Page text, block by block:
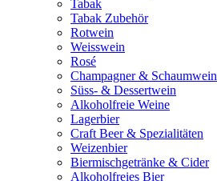
Tabak
Tabak Zubehör
Rotwein
Weisswein
Rosé
Champagner & Schaumwein
Süss- & Dessertwein
Alkoholfreie Weine
Lagerbier
Craft Beer & Spezialitäten
Weizenbier
Biermischgetränke & Cider
Alkoholfreies Bier